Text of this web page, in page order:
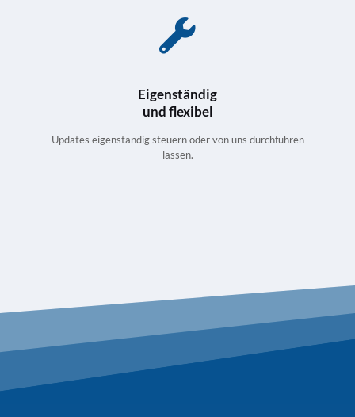
Eigenständig
und flexibel
Updates eigenständig steuern oder von uns durchführen
lassen.